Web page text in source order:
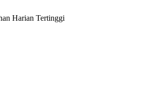
Harian Tertinggi